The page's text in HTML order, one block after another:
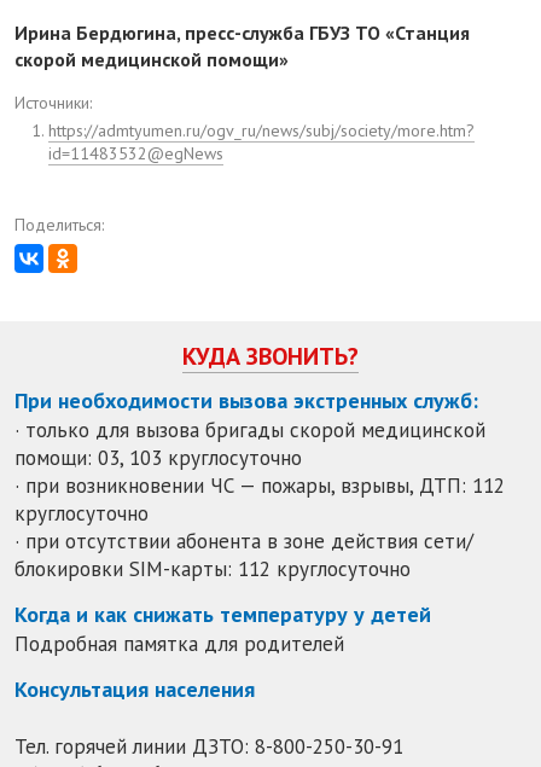
Ирина Бердюгина, пресс-служба ГБУЗ ТО «Станция
скорой медицинской помощи»
Источники:
https://admtyumen.ru/ogv_ru/news/subj/society/more.htm?
id=11483532@egNews
Поделиться:
КУДА ЗВОНИТЬ?
При необходимости вызова экстренных служб:
· только для вызова бригады скорой медицинской
помощи: 03, 103 круглосуточно
· при возникновении ЧС — пожары, взрывы, ДТП: 112
круглосуточно
· при отсутствии абонента в зоне действия сети/
блокировки SIM-карты: 112 круглосуточно
Когда и как снижать температуру у детей
Подробная памятка для родителей
Консультация населения
Тел. горячей линии ДЗТО: 8-800-250-30-91